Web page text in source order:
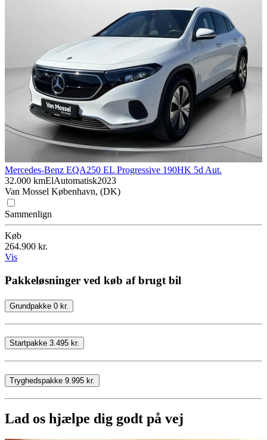
Mercedes-Benz EQA250 EL Progressive 190HK 5d Aut.
32.000 kmElAutomatisk2023
Van Mossel København, (DK)
Sammenlign
Køb
264.900 kr.
Vis
Pakkeløsninger ved køb af brugt bil
Grundpakke 0 kr.
Startpakke 3.495 kr.
Tryghedspakke 9.995 kr.
Lad os hjælpe dig godt på vej